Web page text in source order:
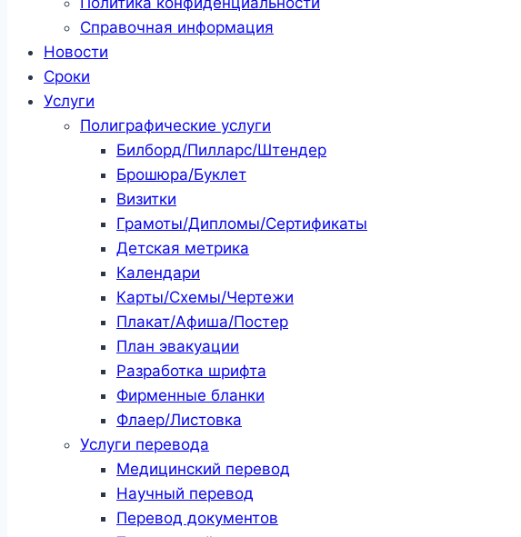
Справочная информация
Новости
Сроки
Услуги
Полиграфические услуги
Билборд/Пилларс/Штендер
Брошюра/Буклет
Визитки
Грамоты/Дипломы/Сертификаты
Детская метрика
Календари
Карты/Схемы/Чертежи
Плакат/Афиша/Постер
План эвакуации
Разработка шрифта
Фирменные бланки
Флаер/Листовка
Услуги перевода
Медицинский перевод
Научный перевод
Перевод документов